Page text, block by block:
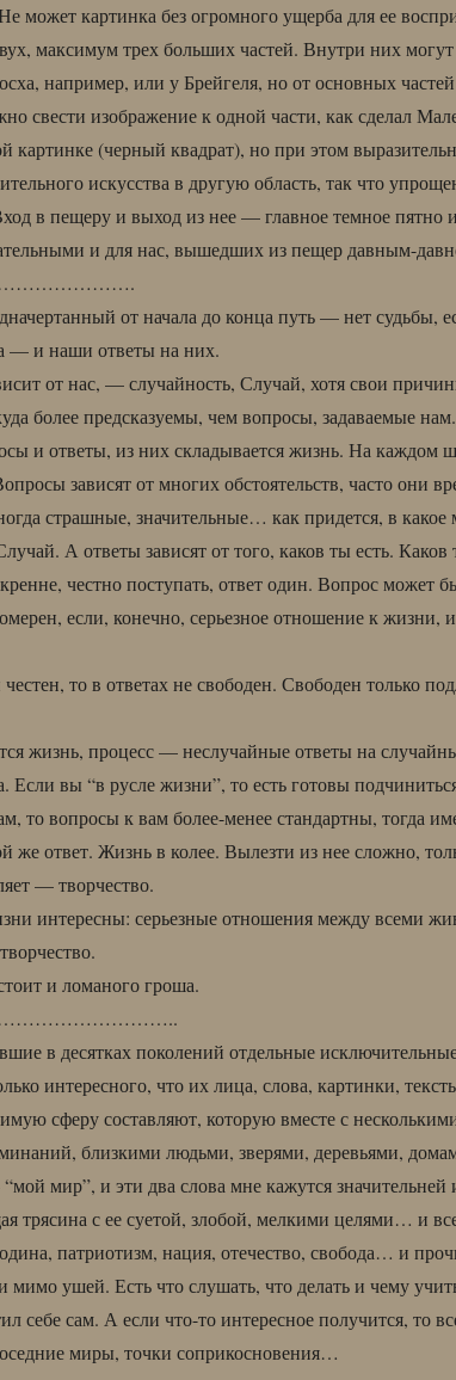
может картинка без огромного ущерба для ее
максимум трех больших частей. Внутри них
например, или у Брейгеля, но от основных
свести изображение к одной части, как сделал
картинке (черный квадрат), но при этом
искусства в другую область, так что
в пещеру и выход из нее — главное темное пятно
и для нас, вышедших из пещер давным-
от начала до конца путь — нет судьбы,
— и наши ответы на них.
от нас, — случайность, Случай, хотя свои
более предсказуемы, чем вопросы, задаваемые
и ответы, из них складывается жизнь. На каждом
зависят от многих обстоятельств, часто они
страшные, значительные… как придется, в какое
А ответы зависят от того, каков ты есть. Каков
честно поступать, ответ один. Вопрос может
если, конечно, серьезное отношение к жизни,
то в ответах не свободен. Свободен только
жизнь, процесс — неслучайные ответы на
Если вы “в русле жизни”, то есть готовы
то вопросы к вам более-менее стандартны, тогда
же ответ. Жизнь в колее. Вылезти из нее сложно,
— творчество.
интересны: серьезные отношения между всеми
и ломаного гроша.
в десятках поколений отдельные
интересного, что их лица, слова, картинки,
сферу составляют, которую вместе с
близкими людьми, зверями, деревьями,
мир”, и эти два слова мне кажутся
трясина с ее суетой, злобой, мелкими целями… и
патриотизм, нация, отечество, свобода… и
ушей. Есть что слушать, что делать и чему
себе сам. А если что-то интересное получится, то
миры, точки соприкосновения…